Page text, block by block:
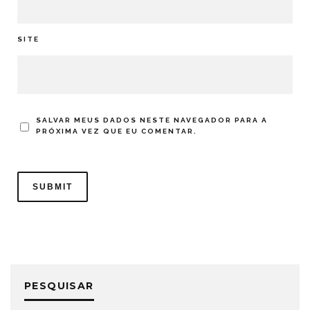
SITE
SALVAR MEUS DADOS NESTE NAVEGADOR PARA A
PRÓXIMA VEZ QUE EU COMENTAR.
PESQUISAR